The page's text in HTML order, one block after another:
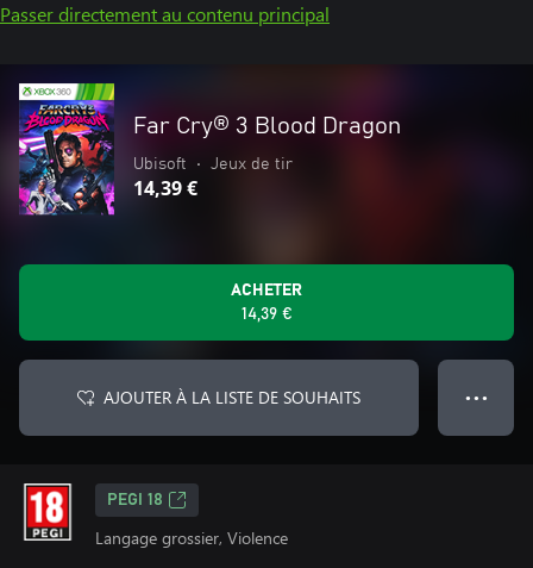
Passer directement au contenu principal
Far Cry® 3 Blood Dragon
Ubisoft • Jeux de tir
14,39 €
ACHETER
14,39 €
AJOUTER À LA LISTE DE SOUHAITS ● ● ●
PEGI 18
Langage grossier, Violence